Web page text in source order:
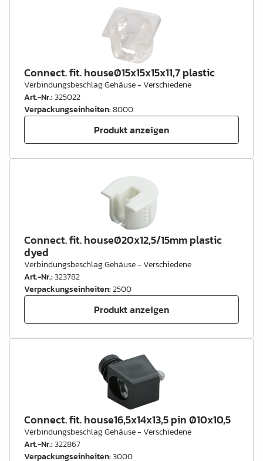
Connect. fit. houseØ15x15x15x11,7 plastic
Verbindungsbeschlag Gehäuse - Verschiedene
Art.-Nr.:325022
Verpackungseinheiten:8000
Produkt anzeigen
Connect. fit. houseØ20x12,5/15mm plastic
dyed
Verbindungsbeschlag Gehäuse - Verschiedene
Art.-Nr.:323782
Verpackungseinheiten:2500
Produkt anzeigen
Connect. fit. house16,5x14x13,5 pin Ø10x10,5
Verbindungsbeschlag Gehäuse - Verschiedene
Art.-Nr.:322867
Verpackungseinheiten:3000